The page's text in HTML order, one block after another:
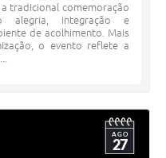
tradicional comemoração
alegria, integração e
de acolhimento. Mais
o evento reflete a
AGO
27